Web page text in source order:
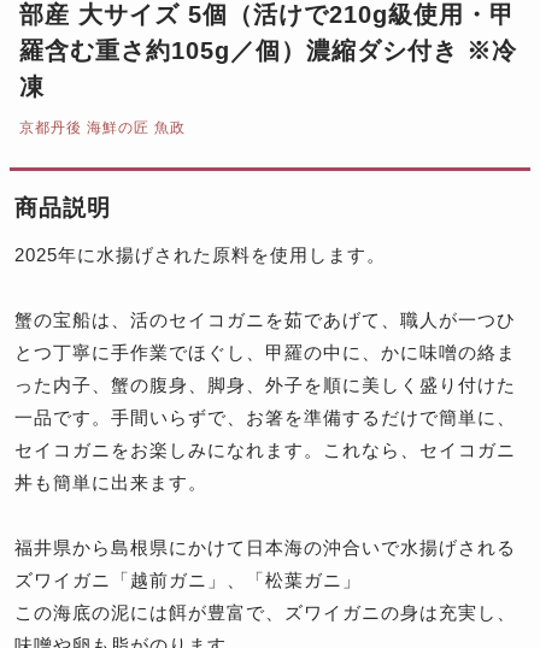
部産 大サイズ 5個（活けで210g級使用・甲
羅含む重さ約105g／個）濃縮ダシ付き ※冷
凍
京都丹後 海鮮の匠 魚政
商品説明
2025年に水揚げされた原料を使用します。
蟹の宝船は、活のセイコガニを茹であげて、職人が一つひ
とつ丁寧に手作業でほぐし、甲羅の中に、かに味噌の絡ま
った内子、蟹の腹身、脚身、外子を順に美しく盛り付けた
一品です。手間いらずで、お箸を準備するだけで簡単に、
セイコガニをお楽しみになれます。これなら、セイコガニ
丼も簡単に出来ます。
福井県から島根県にかけて日本海の沖合いで水揚げされる
ズワイガニ「越前ガニ」、「松葉ガニ」
この海底の泥には餌が豊富で、ズワイガニの身は充実し、